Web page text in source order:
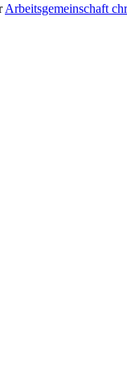
Arbeitsgemeinschaft